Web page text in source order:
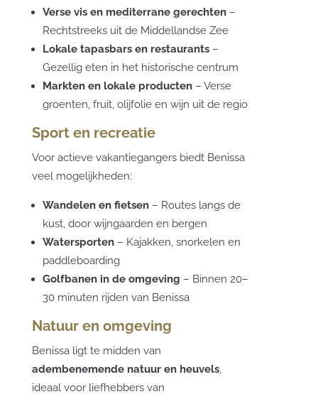
Verse vis en mediterrane gerechten–
Rechtstreeks uit de Middellandse Zee
Lokale tapasbars en restaurants–
Gezellig eten in het historische centrum
Markten en lokale producten– Verse
groenten, fruit, olijfolie en wijn uit de regio
Sport en recreatie
Voor actieve vakantiegangers biedt Benissa
veel mogelijkheden:
Wandelen en fietsen– Routes langs de
kust, door wijngaarden en bergen
Watersporten– Kajakken, snorkelen en
paddleboarding
Golfbanen in de omgeving – Binnen 20–
30 minuten rijden van Benissa
Natuur en omgeving
Benissa ligt te midden van
adembenemende natuur en heuvels,
ideaal voor liefhebbers van